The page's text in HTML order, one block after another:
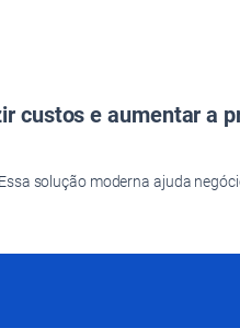
custos e aumentar a
solução moderna ajuda